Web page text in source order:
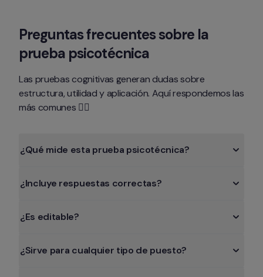
Preguntas frecuentes sobre la
prueba psicotécnica
Las pruebas cognitivas generan dudas sobre
estructura, utilidad y aplicación. Aquí respondemos las
más comunes 👇🏻
¿Qué mide esta prueba psicotécnica?
¿Incluye respuestas correctas?
¿Sirve para cualquier tipo de puesto?